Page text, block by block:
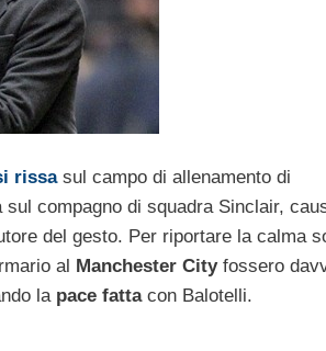
rissasul campo di allenamento di
compagno di squadra Sinclair,
del gesto. Per riportare la calma
al Manchester Cityfossero
la pace fattacon Balotelli.